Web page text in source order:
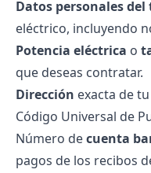
Datos personales
eléctrico, incluyendo
Potencia eléctrica o
que deseas contratar.
Dirección exacta de
Código Universal de
Número decuenta
pagos de los recibos